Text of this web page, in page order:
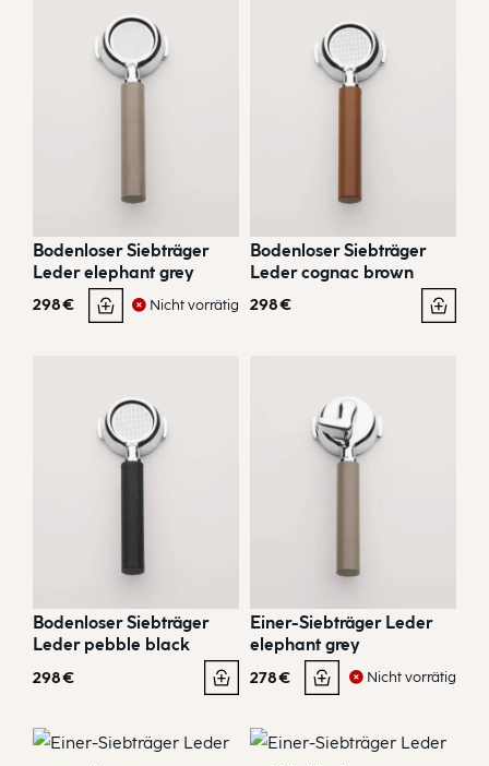
Bodenloser Siebträger
Leder elephant grey
298€ Nicht vorrätig
Bodenloser Siebträger
Leder cognac brown
298€
Bodenloser Siebträger
Leder pebble black
298€
Einer-Siebträger Leder
elephant grey
278€ Nicht vorrätig